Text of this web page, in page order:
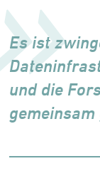
Es ist
und die